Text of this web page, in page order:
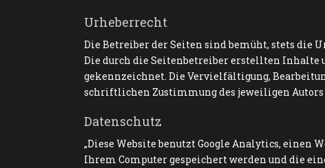
Urheberrecht
Die Betreiber der Seiten sind bemüht, stets die
Die durch die Seitenbetreiber erstellten Inhalte
gekennzeichnet. Die Vervielfältigung,
schriftlichen Zustimmung des jeweiligen Autors
Datenschutz
„Diese Website benutzt Google Analytics, einen
Ihrem Computer gespeichert werden und die